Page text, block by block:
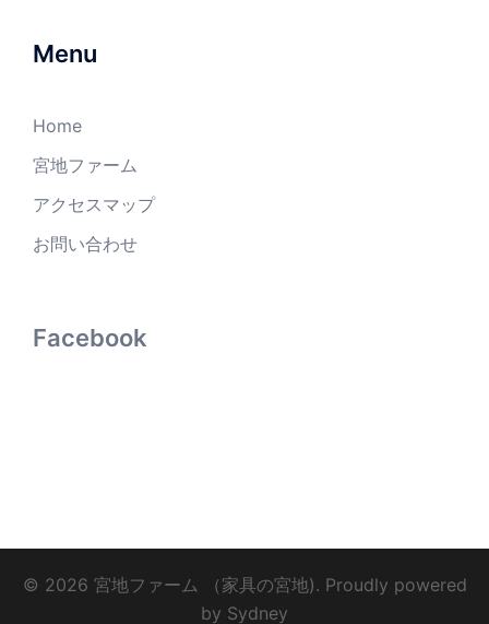
Menu
Home
宮地ファーム
アクセスマップ
お問い合わせ
Facebook
© 2026 宮地ファーム （家具の宮地). Proudly powered
by Sydney